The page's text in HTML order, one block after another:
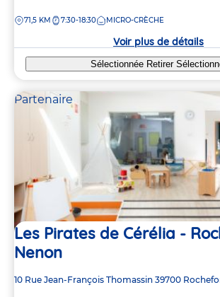
la
DISTANCE
71,5 KM 7:30-18:30 MICRO-CRÈCHE
Voir plus de détails
Sélectionnée Retirer
Partenaire
Les Pirates de Cérélia -
Nenon
Adresse
10 Rue Jean-François Thomassin 39700